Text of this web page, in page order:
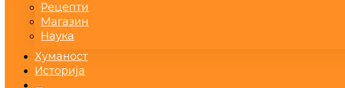
Рецепти
Магазин
Наука
Хуманост
Историја